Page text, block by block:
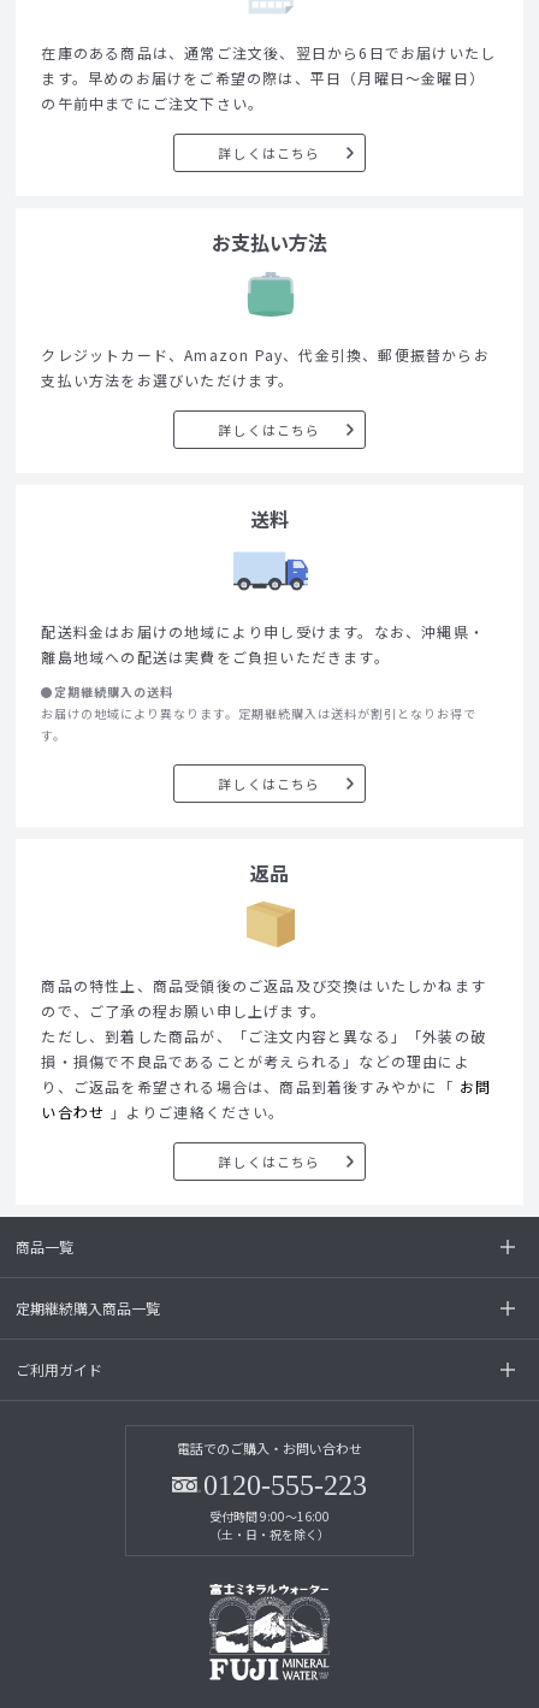
在庫のある商品は、通常ご注文後、翌日から6日でお届けいたし
ます。早めのお届けをご希望の際は、平日（月曜日～金曜日）
の午前中までにご注文下さい。
詳しくはこちら
お支払い方法
クレジットカード、Amazon Pay、代金引換、郵便振替からお
支払い方法をお選びいただけます。
詳しくはこちら
送料
配送料金はお届けの地域により申し受けます。なお、沖縄県・
離島地域への配送は実費をご負担いただきます。
●定期継続購入の送料
お届けの地域により異なります。定期継続購入は送料が割引となりお得で
す。
詳しくはこちら
返品
商品の特性上、商品受領後のご返品及び交換はいたしかねます
ので、ご了承の程お願い申し上げます。
ただし、到着した商品が、「ご注文内容と異なる」「外装の破
損・損傷で不良品であることが考えられる」などの理由によ
り、ご返品を希望される場合は、商品到着後すみやかに「 お問
い合わせ 」よりご連絡ください。
詳しくはこちら
商品一覧
定期継続購入商品一覧
ご利用ガイド
電話でのご購入・お問い合わせ
0120-555-223
受付時間 9:00～16:00
（土・日・祝を除く）